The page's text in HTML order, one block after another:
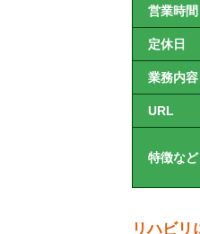
営業時間
定休日
業務内容
URL
特徴など
リハビリ